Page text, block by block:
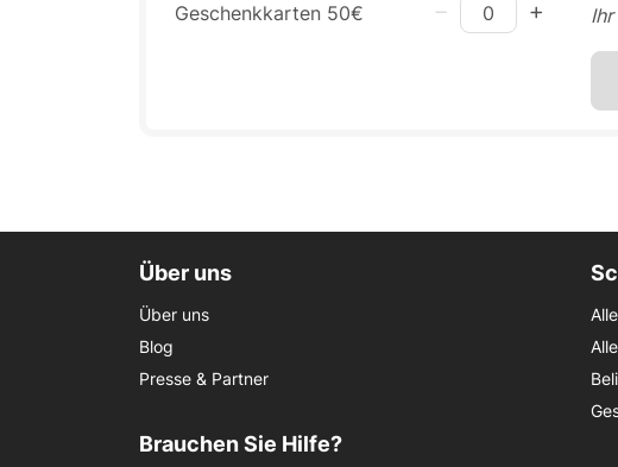
Geschenkkarten 50€
Über uns
Über uns
Blog
Presse & Partner
Brauchen Sie Hilfe?